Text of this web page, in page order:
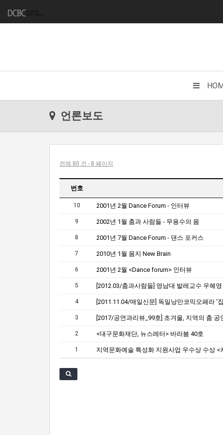
언론보도
전체 80 건 - 8 페이지
번호
10 2001년 2월 Dance Forum - 인터뷰
9 2002년 1월 춤과 사람들 - 무용수의 몸
8 2001년 7월 Dance Forum - 댄스 포커스
7 2010년 1월 몸지 New Brain
6 2001년 2월 <Dance forum> 인터뷰
5 [2012.03/춤과사람들] 영남대 발레교수 우혜영
4
3
2 <대구문화재단, 뉴스레터> 바라봄 40호
1